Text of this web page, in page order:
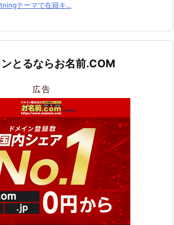
テーマで在籍キ...
ンとるならお名前.COM
広告